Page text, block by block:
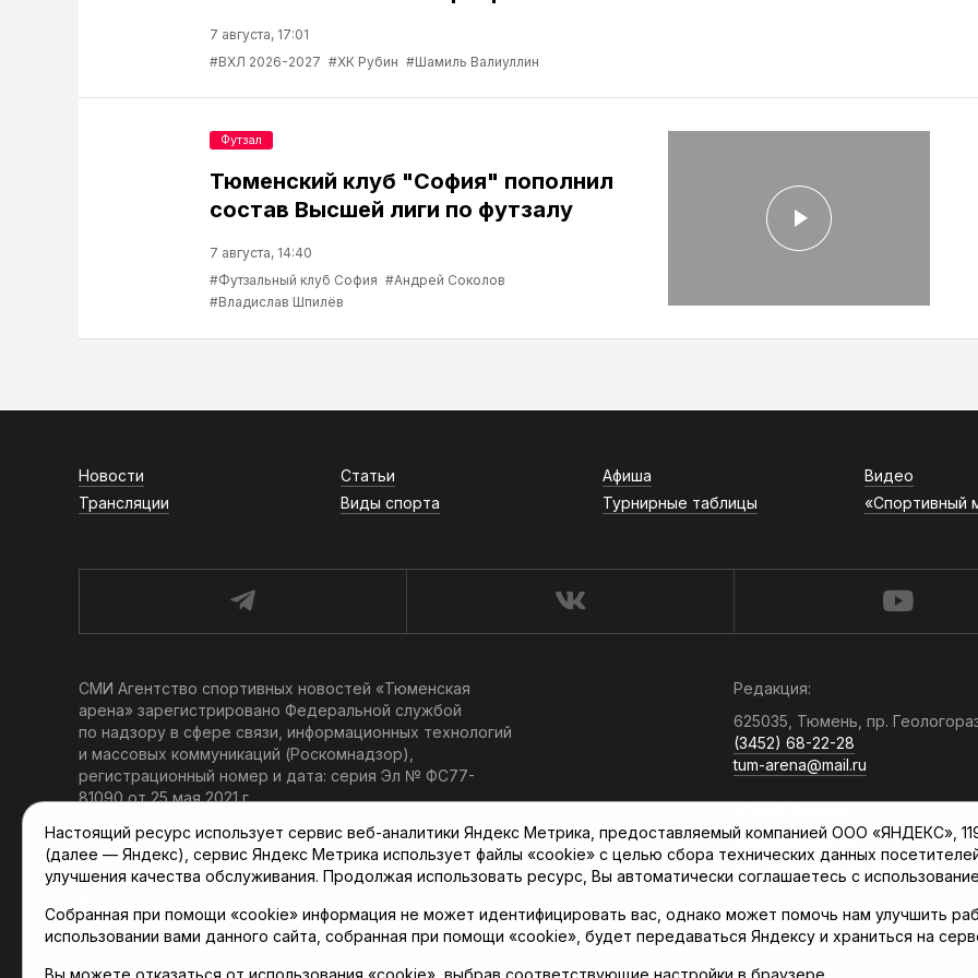
7 августа, 17:01
#ВХЛ 2026-2027 #ХК Рубин #Шамиль Валиуллин
Тюменский клуб "София" пополнил
состав Высшей лиги по футзалу
7 августа, 14:40
#Футзальный клуб София #Андрей Соколов
#Владислав Шпилёв
Футзал
Новости Статьи Афиша
Видео
Трансляции
Виды спорта Турнирные таблицы «Спортивный
СМИ Агентство спортивных новостей «Тюменская
арена» зарегистрировано Федеральной службой
по надзору в сфере связи, информационных технологий
и массовых коммуникаций (Роскомнадзор),
регистрационный номер и дата: серия Эл № ФС77-
81090 от 25 мая 2021 г.
Главный редактор: Мартынов В. В.
При использовании материалов ссылка обязательна.
Политика конфиденциальности
Редакция:
625035, Тюмень, пр.
(3452) 68-22-28
tum-arena@mail.ru
Отдел продаж:
(3452) 68-89-78
kotovaev@sibinformburo.ru
Настоящий ресурс использует сервис веб-аналитики Яндекс Метрика, предоставляемый компанией ООО «ЯНДЕКС»,
(далее — Яндекс), сервис Яндекс Метрика использует файлы «cookie» с целью сбора технических данных
улучшения качества обслуживания. Продолжая использовать ресурс, Вы автоматически соглашаетесь с
Собранная при помощи «cookie» информация не может идентифицировать вас, однако может помочь нам улучшить
использовании вами данного сайта, собранная при помощи «cookie», будет передаваться Яндексу и храниться на
Вы можете отказаться от использования «cookie», выбрав соответствующие настройки в браузере.